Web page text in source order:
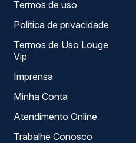
Termos de uso
Política de privacidade
Termos de Uso Louge
Vip
Imprensa
Minha Conta
Atendimento Online
Trabalhe Conosco